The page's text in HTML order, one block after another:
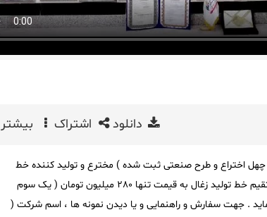
دانلود اشتراک بیشتر
چهل اختراع و طرح صنعتی ثبت شده ) مخترع و تولید کننده خط
تولید صنعتی کارخانه جات ، اقدام به عرضه مستقیم خط تولید زغال به قیمت تنها 280 میلیون تومان ( یک سوم
. جهت سفارش و راهنمایی و یا دیدن نمونه ها ، اسم شرکت (